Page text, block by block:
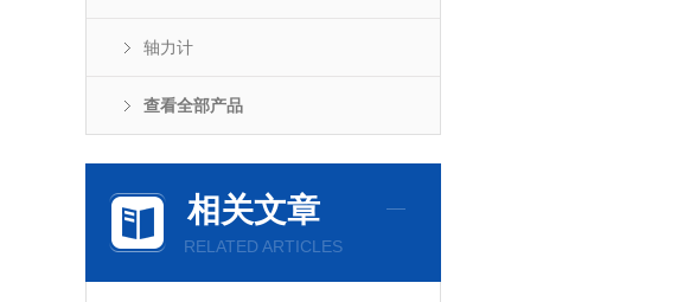
轴力计
查看全部产品
相关文章
RELATED ARTICLES